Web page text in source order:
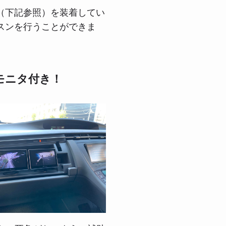
下記参照）を装着してい
ンを行うことができま
ニタ付き！